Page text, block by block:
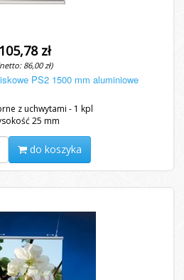
105,78 zł
86,00 zł)
PS2 1500 mm aluminiowe
z uchwytami - 1 kpl
25 mm
do koszyka